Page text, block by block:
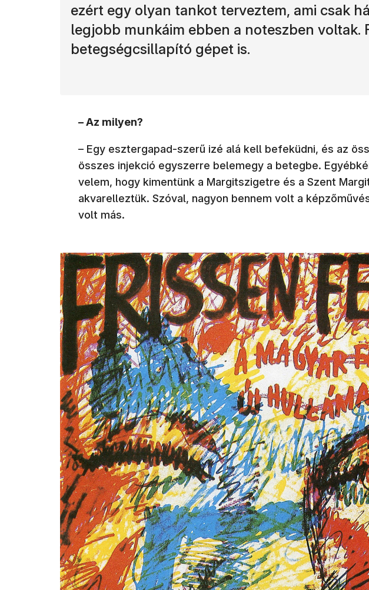
ezért egy olyan tankot terveztem, ami csak
legjobb munkáim ebben a noteszben voltak.
betegségcsillapító gépet is.
– Az milyen?
– Egy esztergapad-szerű izé alá kell befeküdni, és az
összes injekció egyszerre belemegy a betegbe.
velem, hogy kimentünk a Margitszigetre és a Szent
akvarelleztük. Szóval, nagyon bennem volt a
volt más.